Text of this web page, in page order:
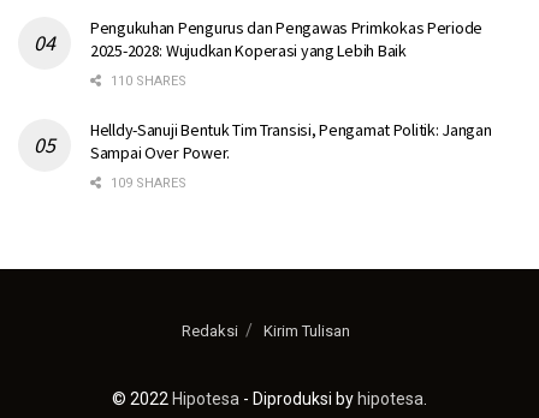
Pengukuhan Pengurus dan Pengawas Primkokas Periode
2025-2028: Wujudkan Koperasi yang Lebih Baik
110 SHARES
Helldy-Sanuji Bentuk Tim Transisi, Pengamat Politik: Jangan
Sampai Over Power.
109 SHARES
Redaksi Kirim Tulisan
© 2022 Hipotesa - Diproduksi by hipotesa.